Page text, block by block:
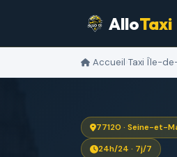
AlloTaxi
Accueil Taxi Île-
77120 · Seine-et-
24h/24 · 7j/7